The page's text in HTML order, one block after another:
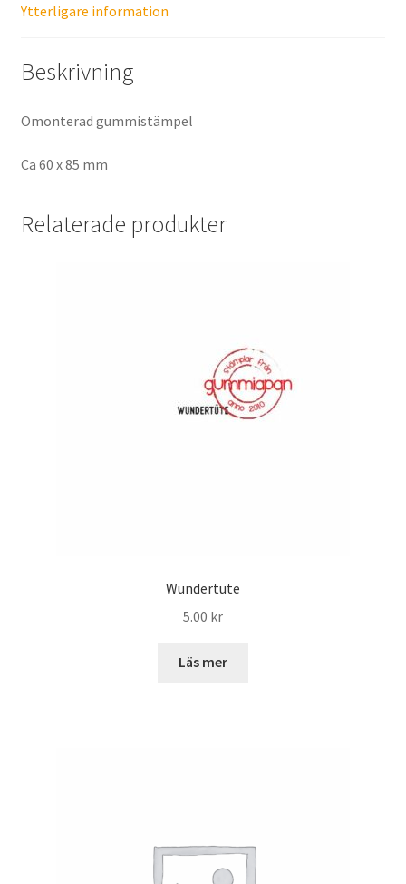
Ytterligare information
Beskrivning
Omonterad gummistämpel
Ca 60 x 85 mm
Relaterade produkter
Wundertüte
5.00 kr
Läs mer